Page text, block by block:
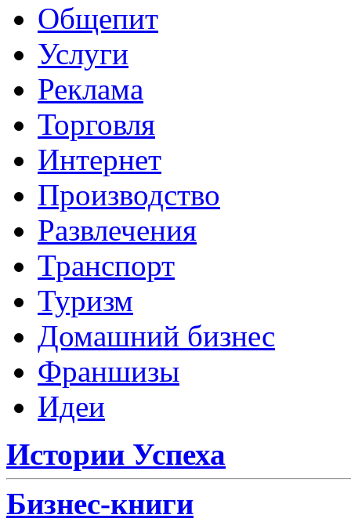
Общепит
Услуги
Реклама
Торговля
Интернет
Производство
Развлечения
Транспорт
Туризм
Домашний бизнес
Франшизы
Идеи
Истории Успеха
Бизнес-книги